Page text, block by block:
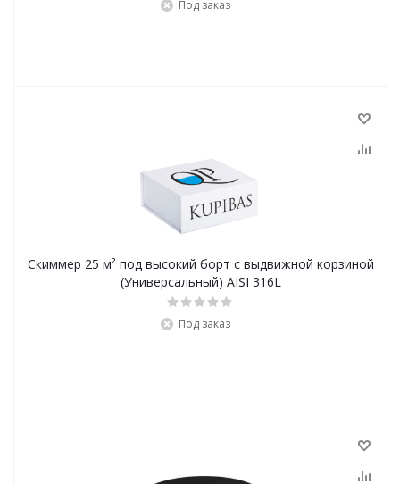
Под заказ
Скиммер 25 м² под высокий борт с выдвижной корзиной
(Универсальный) AISI 316L
Под заказ